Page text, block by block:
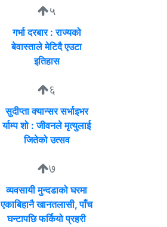
५
गर्भा दरबार : राज्यको
बेवास्ताले मेटिदै एउटा
इतिहास
६
सुदीप्ता क्यान्सर सर्भाइभर
र्याम्प शो : जीवनले मृत्युलाई
जितेको उत्सव
७
व्यवसायी मुन्दडाको घरमा
एकाबिहानै खानतलासी, पाँच
घन्टापछि फर्कियो प्रहरी